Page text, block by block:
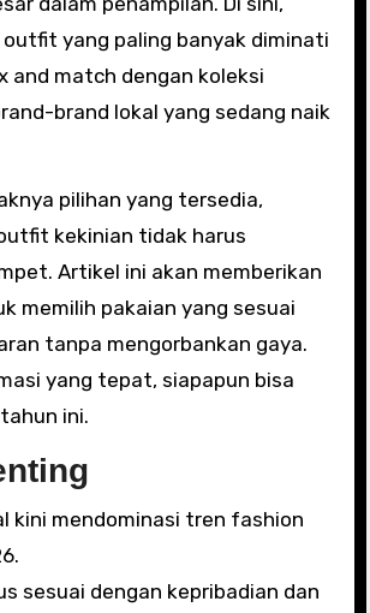
outfit yang paling banyak diminati
and match dengan koleksi
brand lokal yang sedang naik
pilihan yang tersedia,
kekinian tidak harus
Artikel ini akan memberikan
memilih pakaian yang sesuai
tanpa mengorbankan gaya.
yang tepat, siapapun bisa
ini.
kini mendominasi tren fashion
sesuai dengan kepribadian dan